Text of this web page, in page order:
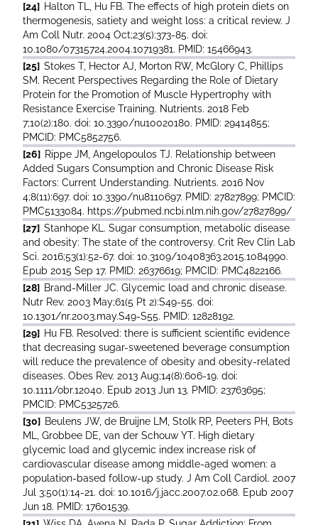
[24] Halton TL, Hu FB. The effects of high protein diets on
thermogenesis, satiety and weight loss: a critical review. J
Am Coll Nutr. 2004 Oct;23(5):373-85. doi:
10.1080/07315724.2004.10719381. PMID: 15466943.
[25] Stokes T, Hector AJ, Morton RW, McGlory C, Phillips
SM. Recent Perspectives Regarding the Role of Dietary
Protein for the Promotion of Muscle Hypertrophy with
Resistance Exercise Training. Nutrients. 2018 Feb
7;10(2):180. doi: 10.3390/nu10020180. PMID: 29414855;
PMCID: PMC5852756.
[26] Rippe JM, Angelopoulos TJ. Relationship between
Added Sugars Consumption and Chronic Disease Risk
Factors: Current Understanding. Nutrients. 2016 Nov
4;8(11):697. doi: 10.3390/nu8110697. PMID: 27827899; PMCID:
PMC5133084. https://pubmed.ncbi.nlm.nih.gov/27827899/
[27] Stanhope KL. Sugar consumption, metabolic disease
and obesity: The state of the controversy. Crit Rev Clin Lab
Sci. 2016;53(1):52-67. doi: 10.3109/10408363.2015.1084990.
Epub 2015 Sep 17. PMID: 26376619; PMCID: PMC4822166.
[28] Brand-Miller JC. Glycemic load and chronic disease.
Nutr Rev. 2003 May;61(5 Pt 2):S49-55. doi:
10.1301/nr.2003.may.S49-S55. PMID: 12828192.
[29] Hu FB. Resolved: there is sufficient scientific evidence
that decreasing sugar-sweetened beverage consumption
will reduce the prevalence of obesity and obesity-related
diseases. Obes Rev. 2013 Aug;14(8):606-19. doi:
10.1111/obr.12040. Epub 2013 Jun 13. PMID: 23763695;
PMCID: PMC5325726.
[30] Beulens JW, de Bruijne LM, Stolk RP, Peeters PH, Bots
ML, Grobbee DE, van der Schouw YT. High dietary
glycemic load and glycemic index increase risk of
cardiovascular disease among middle-aged women: a
population-based follow-up study. J Am Coll Cardiol. 2007
Jul 3;50(1):14-21. doi: 10.1016/j.jacc.2007.02.068. Epub 2007
Jun 18. PMID: 17601539.